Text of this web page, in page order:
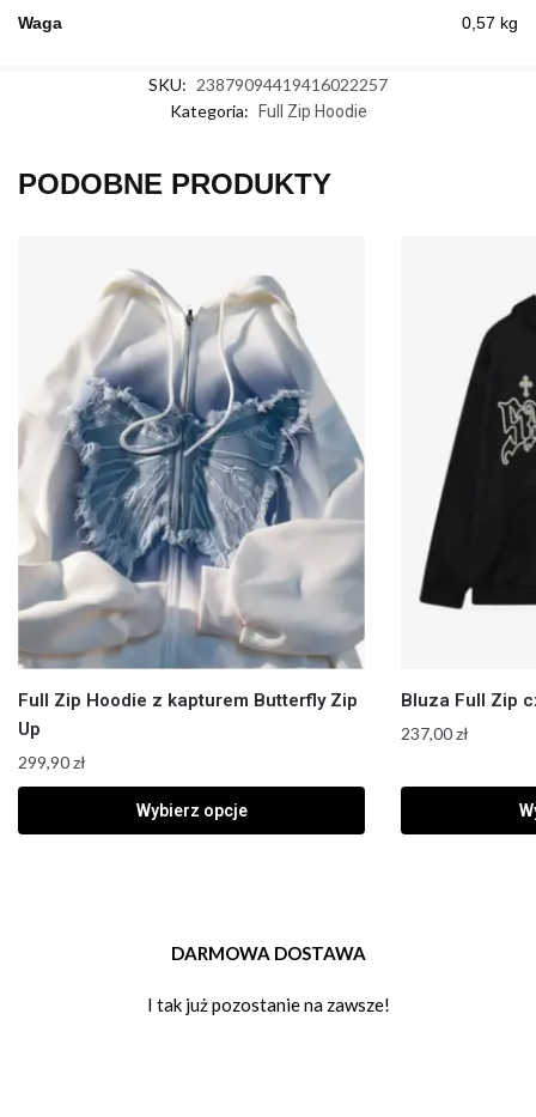
Waga 0,57 kg
SKU: 23879094419416022257
Kategoria:
Full Zip Hoodie
PODOBNE PRODUKTY
Full Zip Hoodie z kapturem Butterfly Zip
Up
299,90zł
Wybierz opcje
Bluza Full Zip
237,00zł
DARMOWA DOSTAWA
I tak już pozostanie na zawsze!